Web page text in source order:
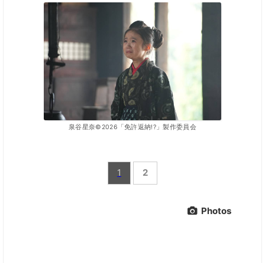
泉谷星奈©2026「免許返納!?」製作委員会
1 2
Photos